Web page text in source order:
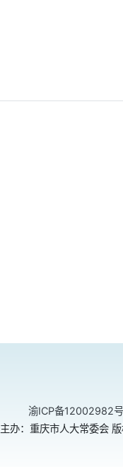
渝ICP备12002982号
主办：重庆市人大常委会